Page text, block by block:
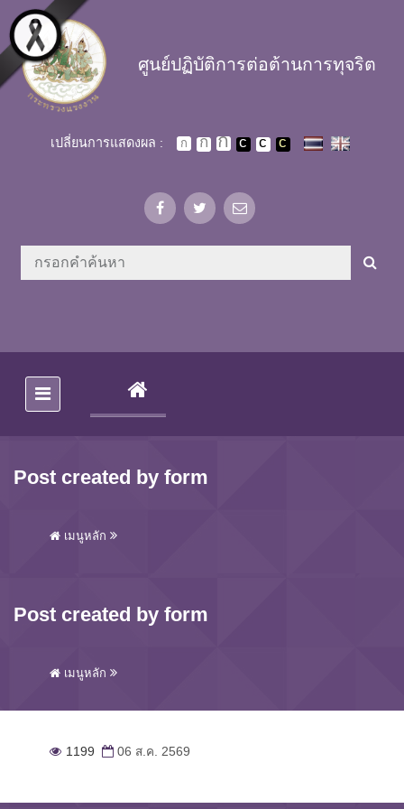
Skip to main content
ศูนย์ปฏิบัติการต่อต้านการทุจริต
เปลี่ยนการแสดงผล :
(CURRENT)
Post created by form
เมนูหลัก
Post created by form
เมนูหลัก
1199 06 ส.ค. 2569